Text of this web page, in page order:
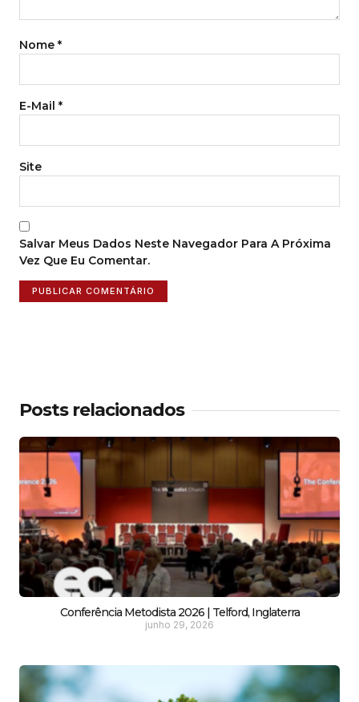
Nome *
E-Mail *
Site
Salvar Meus Dados Neste Navegador Para A Próxima
Vez Que Eu Comentar.
Posts relacionados
Conferência Metodista 2026 | Telford, Inglaterra
junho 29, 2026